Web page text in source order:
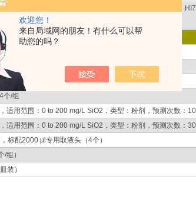
欢迎您！
来自局域网的朋友！有什么可以帮
助您的吗？
硅试剂（粉剂、100次）、HI96770-11二氧化硅标准液、
2块）、中英文使用说明书
格：4块/组
装：4个/组
个/组
适用范围：0 to 200 mg/L SiO2，类型：粉剂，预测次数：
适用范围：0 to 200 mg/L SiO2，类型：粉剂，预测次数：
标配2000 µl专用取液头（4个）
组）
装）